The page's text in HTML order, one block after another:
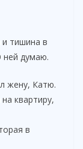
тишина в
думаю.
жену, Катю.
квартиру,
в